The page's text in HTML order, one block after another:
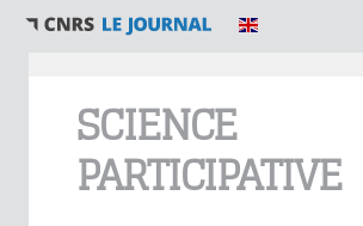
SCIENCE
PARTICIPATIVE